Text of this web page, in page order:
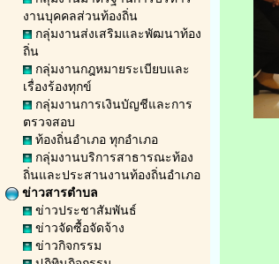
งานบุคคลส่วนท้องถิ่น
กลุ่มงานส่งเสริมและพัฒนาท้อง
ถิ่น
กลุ่มงานกฎหมายระเบียบและ
เรื่องร้องทุกข์
กลุ่มงานการเงินบัญชีและการ
ตรวจสอบ
ท้องถิ่นอำเภอ ทุกอำเภอ
กลุ่มงานบริการสาธารณะท้อง
ถิ่นและประสานงานท้องถิ่นอำเภอ
ข่าวสารตำบล
ข่าวประชาสัมพันธ์
ข่าวจัดซื้อจัดจ้าง
ข่าวกิจกรรม